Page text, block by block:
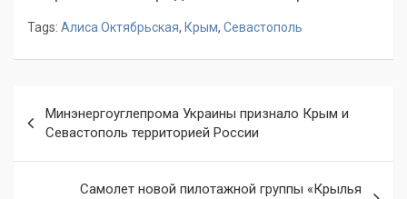
Tags: Алиса Октябрьская, Крым, Севастополь
по
записям
Минэнергоуглепрома Украины признало Крым и
Севастополь территорией России
Самолет новой пилотажной группы «Крылья